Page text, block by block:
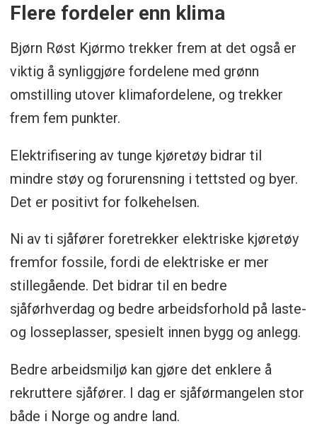
Flere fordeler enn klima
Bjørn Røst Kjørmo trekker frem at det også er
viktig å synliggjøre fordelene med grønn
omstilling utover klimafordelene, og trekker
frem fem punkter.
Elektrifisering av tunge kjøretøy bidrar til
mindre støy og forurensning i tettsted og byer.
Det er positivt for folkehelsen.
Ni av ti sjåfører foretrekker elektriske kjøretøy
fremfor fossile, fordi de elektriske er mer
stillegående. Det bidrar til en bedre
sjåførhverdag og bedre arbeidsforhold på laste-
og losseplasser, spesielt innen bygg og anlegg.
Bedre arbeidsmiljø kan gjøre det enklere å
rekruttere sjåfører. I dag er sjåførmangelen stor
både i Norge og andre land.